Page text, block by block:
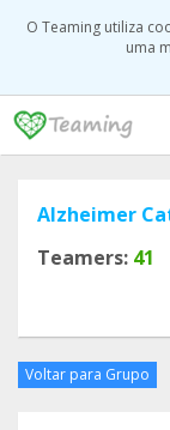
O Teaming utiliza
uma
Alzheimer
Teamers: 41
Voltar para Grupo